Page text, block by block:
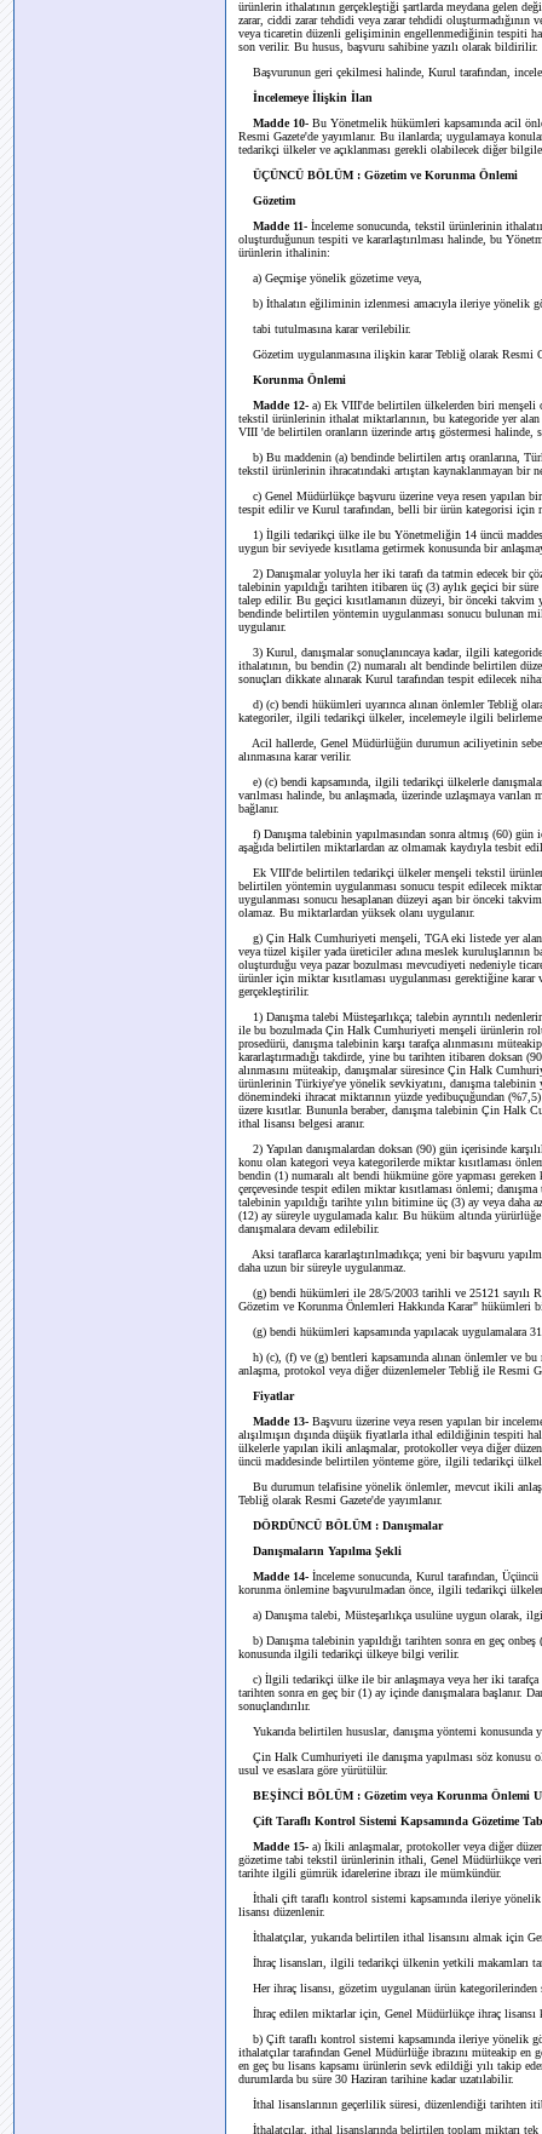
ürünlerin ithalatının gerçekleştiği şartlarda meydana gelen
zarar, ciddi zarar tehdidi veya zarar tehdidi oluşturmadığının
veya ticaretin düzenli gelişiminin engellenmediğinin tespiti
son verilir. Bu husus, başvuru sahibine yazılı olarak bildirilir.
Başvurunun geri çekilmesi halinde, Kurul tarafından,
İncelemeye İlişkin İlan
Madde 10- Bu Yönetmelik hükümleri kapsamında acil
Resmi Gazete'de yayımlanır. Bu ilanlarda; uygulamaya
tedarikçi ülkeler ve açıklanması gerekli olabilecek diğer
ÜÇÜNCÜ BÖLÜM : Gözetim ve Korunma Önlemi
Gözetim
Madde 11- İnceleme sonucunda, tekstil ürünlerinin
oluşturduğunun tespiti ve kararlaştırılması halinde, bu
ürünlerin ithalinin:
a) Geçmişe yönelik gözetime veya,
b) İthalatın eğiliminin izlenmesi amacıyla ileriye yönelik
tabi tutulmasına karar verilebilir.
Gözetim uygulanmasına ilişkin karar Tebliğ olarak Resmi
Korunma Önlemi
Madde 12- a) Ek VIII'de belirtilen ülkelerden biri menşeli
tekstil ürünlerinin ithalat miktarlarının, bu kategoride yer
VIII 'de belirtilen oranların üzerinde artış göstermesi
b) Bu maddenin (a) bendinde belirtilen artış oranlarına,
tekstil ürünlerinin ihracatındaki artıştan kaynaklanmayan bir
c) Genel Müdürlükçe başvuru üzerine veya resen yapılan
tespit edilir ve Kurul tarafından, belli bir ürün kategorisi için
1) İlgili tedarikçi ülke ile bu Yönetmeliğin 14 üncü
uygun bir seviyede kısıtlama getirmek konusunda bir
2) Danışmalar yoluyla her iki tarafı da tatmin edecek bir
talebinin yapıldığı tarihten itibaren üç (3) aylık geçici bir
talep edilir. Bu geçici kısıtlamanın düzeyi, bir önceki takvim
bendinde belirtilen yöntemin uygulanması sonucu bulunan
uygulanır.
3) Kurul, danışmalar sonuçlanıncaya kadar, ilgili
ithalatının, bu bendin (2) numaralı alt bendinde belirtilen
sonuçları dikkate alınarak Kurul tarafından tespit edilecek
d) (c) bendi hükümleri uyarınca alınan önlemler Tebliğ
kategoriler, ilgili tedarikçi ülkeler, incelemeyle ilgili
Acil hallerde, Genel Müdürlüğün durumun aciliyetinin
alınmasına karar verilir.
e) (c) bendi kapsamında, ilgili tedarikçi ülkelerle
varılması halinde, bu anlaşmada, üzerinde uzlaşmaya
bağlanır.
f) Danışma talebinin yapılmasından sonra altmış (60)
aşağıda belirtilen miktarlardan az olmamak kaydıyla tesbit
Ek VIII'de belirtilen tedarikçi ülkeler menşeli tekstil
belirtilen yöntemin uygulanması sonucu tespit edilecek
uygulanması sonucu hesaplanan düzeyi aşan bir önceki
olamaz. Bu miktarlardan yüksek olanı uygulanır.
g) Çin Halk Cumhuriyeti menşeli, TGA eki listede yer
veya tüzel kişiler yada üreticiler adına meslek kuruluşlarının
oluşturduğu veya pazar bozulması mevcudiyeti nedeniyle
ürünler için miktar kısıtlaması uygulanması gerektiğine karar
gerçekleştirilir.
1) Danışma talebi Müsteşarlıkça; talebin ayrıntılı
ile bu bozulmada Çin Halk Cumhuriyeti menşeli ürünlerin
prosedürü, danışma talebinin karşı tarafça alınmasını
kararlaştırmadığı takdirde, yine bu tarihten itibaren doksan
alınmasını müteakip, danışmalar süresince Çin Halk
ürünlerinin Türkiye'ye yönelik sevkiyatını, danışma
dönemindeki ihracat miktarının yüzde yedibuçuğundan
üzere kısıtlar. Bununla beraber, danışma talebinin Çin Halk
ithal lisansı belgesi aranır.
2) Yapılan danışmalardan doksan (90) gün içerisinde
konu olan kategori veya kategorilerde miktar kısıtlaması
bendin (1) numaralı alt bendi hükmüne göre yapması
çerçevesinde tespit edilen miktar kısıtlaması önlemi;
talebinin yapıldığı tarihte yılın bitimine üç (3) ay veya daha
(12) ay süreyle uygulamada kalır. Bu hüküm altında
danışmalara devam edilebilir.
Aksi taraflarca kararlaştırılmadıkça; yeni bir başvuru
daha uzun bir süreyle uygulanmaz.
(g) bendi hükümleri ile 28/5/2003 tarihli ve 25121 sayılı
Gözetim ve Korunma Önlemleri Hakkında Karar" hükümleri
(g) bendi hükümleri kapsamında yapılacak uygulamalara
h) (c), (f) ve (g) bentleri kapsamında alınan önlemler ve
anlaşma, protokol veya diğer düzenlemeler Tebliğ ile Resmi
Fiyatlar
Madde 13- Başvuru üzerine veya resen yapılan bir
alışılmışın dışında düşük fiyatlarla ithal edildiğinin tespiti
ülkelerle yapılan ikili anlaşmalar, protokoller veya diğer
üncü maddesinde belirtilen yönteme göre, ilgili tedarikçi
Bu durumun telafisine yönelik önlemler, mevcut ikili
Tebliğ olarak Resmi Gazete'de yayımlanır.
DÖRDÜNCÜ BÖLÜM : Danışmalar
Danışmaların Yapılma Şekli
Madde 14- İnceleme sonucunda, Kurul tarafından,
korunma önlemine başvurulmadan önce, ilgili tedarikçi
a) Danışma talebi, Müsteşarlıkça usulüne uygun olarak,
b) Danışma talebinin yapıldığı tarihten sonra en geç
konusunda ilgili tedarikçi ülkeye bilgi verilir.
c) İlgili tedarikçi ülke ile bir anlaşmaya veya her iki tarafça
tarihten sonra en geç bir (1) ay içinde danışmalara başlanır.
sonuçlandırılır.
Yukarıda belirtilen hususlar, danışma yöntemi konusunda
Çin Halk Cumhuriyeti ile danışma yapılması söz
usul ve esaslara göre yürütülür.
BEŞİNCİ BÖLÜM : Gözetim veya Korunma
Çift Taraflı Kontrol Sistemi Kapsamında Gözetime
Madde 15- a) İkili anlaşmalar, protokoller veya diğer
gözetime tabi tekstil ürünlerinin ithali, Genel Müdürlükçe
tarihte ilgili gümrük idarelerine ibrazı ile mümkündür.
İthali çift taraflı kontrol sistemi kapsamında ileriye
lisansı düzenlenir.
İthalatçılar, yukarıda belirtilen ithal lisansını almak için
İhraç lisansları, ilgili tedarikçi ülkenin yetkili makamları
Her ihraç lisansı, gözetim uygulanan ürün
İhraç edilen miktarlar için, Genel Müdürlükçe ihraç
b) Çift taraflı kontrol sistemi kapsamında ileriye yönelik
ithalatçılar tarafından Genel Müdürlüğe ibrazını müteakip
en geç bu lisans kapsamı ürünlerin sevk edildiği yılı takip
durumlarda bu süre 30 Haziran tarihine kadar uzatılabilir.
İthal lisanslarının geçerlilik süresi, düzenlendiği tarihten
İthalatçılar, ithal lisanslarında belirtilen toplam miktarı